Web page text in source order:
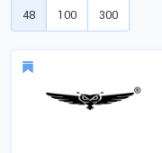
48 100 300